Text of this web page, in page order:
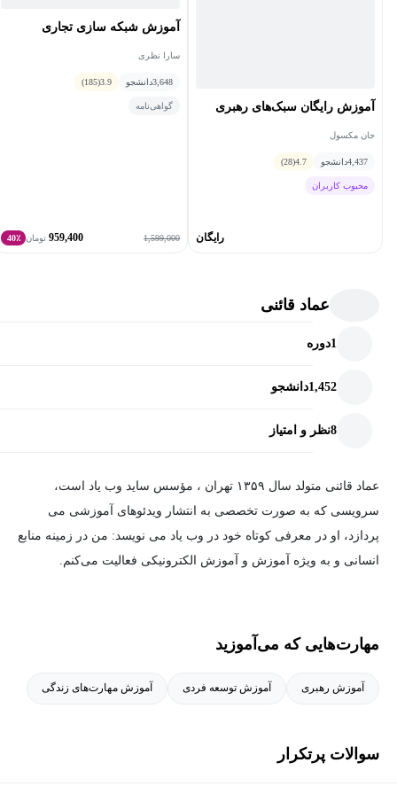
آموزش رایگان سبک‌های رهبری
جان مکسول
4,437دانشجو 4.7
(28)
محبوب کاربران
رایگان
آموزش شبکه سازی تجاری
سارا نظری
3,648دانشجو 3.9
(185)
گواهی‌نامه
1,599,000
959,400 تومان 40٪
عماد قائنی
1دوره
1,452دانشجو
8نظر و امتیاز
عماد قائنی متولد سال ۱۳۵۹ تهران ، مؤسس ساید وب یاد است،
سرویسی که به صورت تخصصی به انتشار ویدئوهای آموزشی می
پردازد، او در معرفی کوتاه خود در وب یاد می نویسد: من در زمینه منابع
انسانی و به ویژه آموزش و آموزش الکترونیکی فعالیت می‌کنم.
مهارت‌هایی که می‌آموزید
آموزش رهبری آموزش توسعه فردی آموزش مهارت‌های زندگی
سوالات پرتکرار